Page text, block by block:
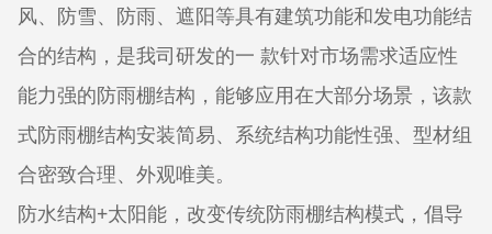
风、防雪、防雨、遮阳等具有建筑功能和发电功能结
合的结构，是我司研发的一 款针对市场需求适应性
能力强的防雨棚结构，能够应用在大部分场景，该款
式防雨棚结构安装简易、系统结构功能性强、型材组
合密致合理、外观唯美。
防水结构+太阳能，改变传统防雨棚结构模式，倡导